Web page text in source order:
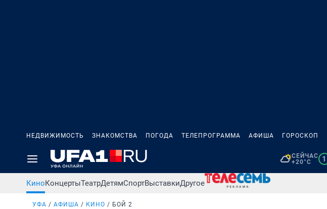
НЕДВИЖИМОСТЬ ЗНАКОМСТВА ПОГОДА ТЕЛЕПРОГРАММА АФИША ГОРОСКОП
СЕЙЧАС
+20°C
1
КиноКонцертыТеатрДетямСпортВыставкиДругое
УФА АФИША КИНО БОЙ 2